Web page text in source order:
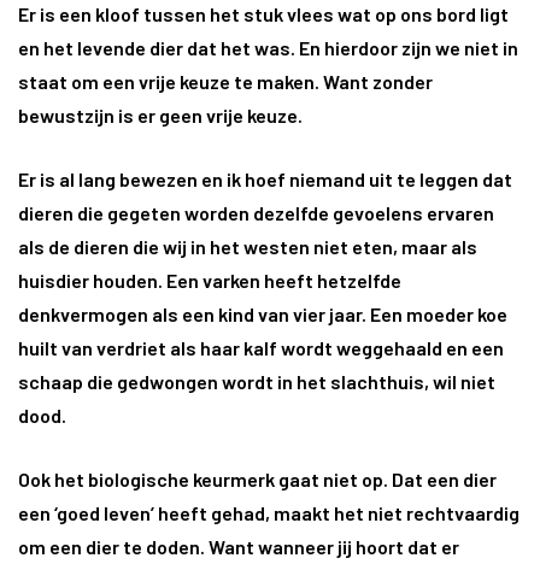
Er is een kloof tussen het stuk vlees wat op ons bord ligt
en het levende dier dat het was. En hierdoor zijn we niet in
staat om een vrije keuze te maken. Want zonder
bewustzijn is er geen vrije keuze.
Er is al lang bewezen en ik hoef niemand uit te leggen dat
dieren die gegeten worden dezelfde gevoelens ervaren
als de dieren die wij in het westen niet eten, maar als
huisdier houden. Een varken heeft hetzelfde
denkvermogen als een kind van vier jaar. Een moeder koe
huilt van verdriet als haar kalf wordt weggehaald en een
schaap die gedwongen wordt in het slachthuis, wil niet
dood.
Ook het biologische keurmerk gaat niet op. Dat een dier
een ‘goed leven’ heeft gehad, maakt het niet rechtvaardig
om een dier te doden. Want wanneer jij hoort dat er